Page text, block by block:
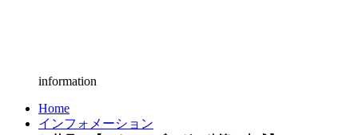
information
Home
インフォメーション